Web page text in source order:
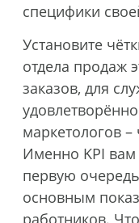
специфики
Установите
отдела продаж
заказов, для
маркетологов –
Именно KPI вам
первую
основным
работников.